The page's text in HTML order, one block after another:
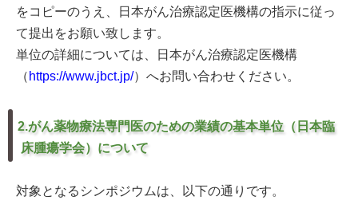
をコピーのうえ、日本がん治療認定医機構の指示に従っ
て提出をお願い致します。
単位の詳細については、日本がん治療認定医機構
（ https://www.jbct.jp/）へお問い合わせください。
2.がん薬物療法専門医のための業績の基本単位（日本臨
床腫瘍学会）について
対象となるシンポジウムは、以下の通りです。